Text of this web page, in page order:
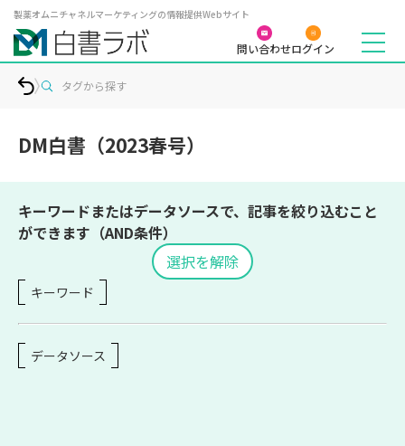
製薬オムニチャネルマーケティングの情報提供Webサイト
問い合わせログイン
タグから探す
DM白書（2023春号）
キーワードまたはデータソースで、記事を絞り込むこと
ができます（AND条件）
選択を解除
キーワード
データソース